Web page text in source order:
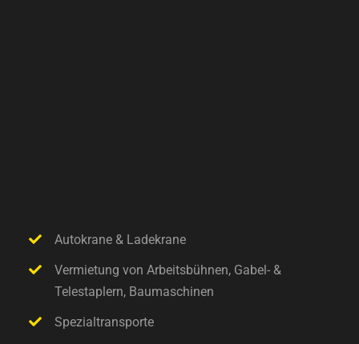
Autokrane & Ladekrane
Vermietung von Arbeitsbühnen, Gabel- &
Telestaplern, Baumaschinen
Spezialtransporte